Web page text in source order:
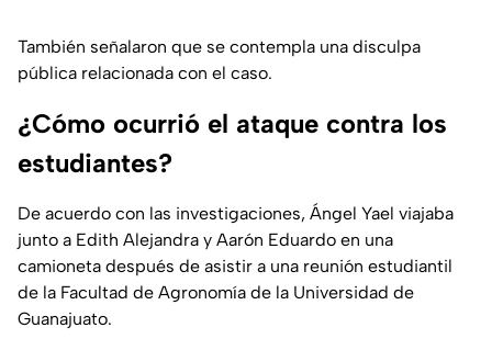
También señalaron que se contempla una disculpa
pública relacionada con el caso.
¿Cómo ocurrió el ataque contra los
estudiantes?
De acuerdo con las investigaciones, Ángel Yael viajaba
junto a Edith Alejandra y Aarón Eduardo en una
camioneta después de asistir a una reunión estudiantil
de la Facultad de Agronomía de la Universidad de
Guanajuato.